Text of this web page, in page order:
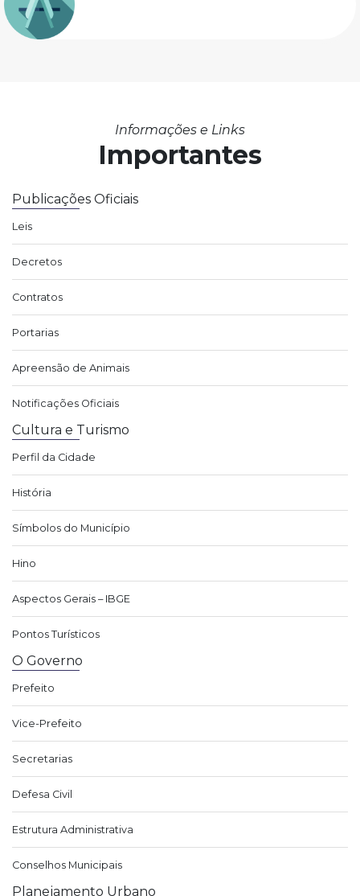
Informações e Links
Importantes
Publicações Oficiais
Leis
Decretos
Contratos
Portarias
Apreensão de Animais
Notificações Oficiais
Cultura e Turismo
Perfil da Cidade
História
Símbolos do Município
Hino
Aspectos Gerais – IBGE
Pontos Turísticos
O Governo
Prefeito
Vice-Prefeito
Secretarias
Defesa Civil
Estrutura Administrativa
Conselhos Municipais
Planejamento Urbano